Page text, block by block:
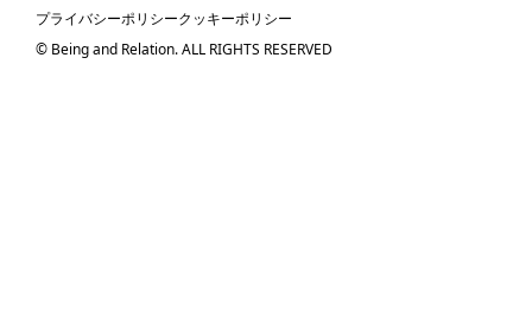
プライバシーポリシークッキーポリシー
© Being and Relation. ALL RIGHTS RESERVED